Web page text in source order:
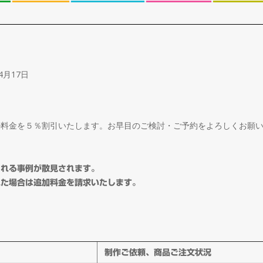
17日
を５％割引いたします。お早目のご検討・ご予約をよろしくお願い
る事例が散見されます。
場合は追加料金を請求いたします。
制作ご依頼、商品ご注文状況